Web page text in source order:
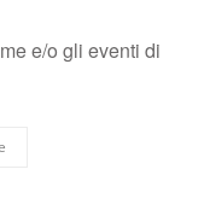
e/o gli eventi di